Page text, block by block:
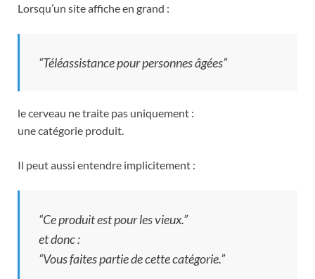
Lorsqu’un site affiche en grand :
“Téléassistance pour personnes âgées”
le cerveau ne traite pas uniquement :
une catégorie produit.
Il peut aussi entendre implicitement :
“Ce produit est pour les vieux.”
et donc :
“Vous faites partie de cette catégorie.”